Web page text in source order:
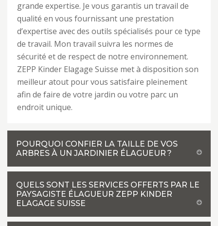
grande expertise. Je vous garantis un travail de
qualité en vous fournissant une prestation
d’expertise avec des outils spécialisés pour ce type
de travail. Mon travail suivra les normes de
sécurité et de respect de notre environnement.
ZEPP Kinder Elagage Suisse met à disposition son
meilleur atout pour vous satisfaire pleinement
afin de faire de votre jardin ou votre parc un
endroit unique.
POURQUOI CONFIER LA TAILLE DE VOS
ARBRES À UN JARDINIER ÉLAGUEUR ?
QUELS SONT LES SERVICES OFFERTS PAR LE
PAYSAGISTE ÉLAGUEUR ZEPP KINDER
ELAGAGE SUISSE